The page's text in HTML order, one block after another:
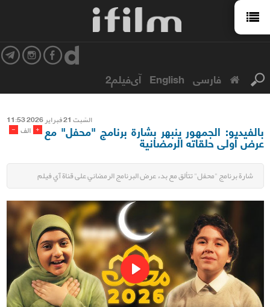
فارسی English آی‌فیلم2
السّبت 21 فبرایر 2026 11:53
- الف + بالفيديو: الجمهور ينبهر بشارة برنامج "محفل" مع
عرض أولى حلقاته الرمضانية
شارة برنامج "محفل" تتألق مع بدء عرض البرنامج الرمضاني على قناة آي فيلم
Play